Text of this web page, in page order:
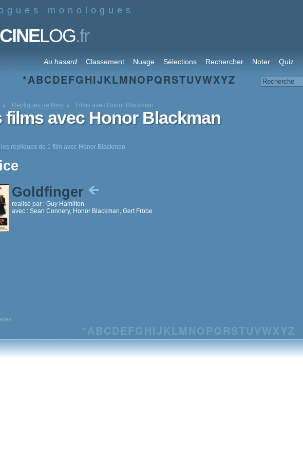
monologues
CINELOG.fr
Au hasard Classement Nuage Sélections Rechercher Noter Quiz
*ABCDEFGHIJKLMNOPQRSTUVWXYZ
Répliques de films Films avec Honor Blackman
films avec Honor Blackman
les répliques de 1 film avec Honor Blackman
Goldfinger
realisé par : Guy Hamilton
avec : Sean Connery, Honor Blackman, Gert Fröbe
*ABCDEFG HIJ KLM NO PQRSTUVWXYZ